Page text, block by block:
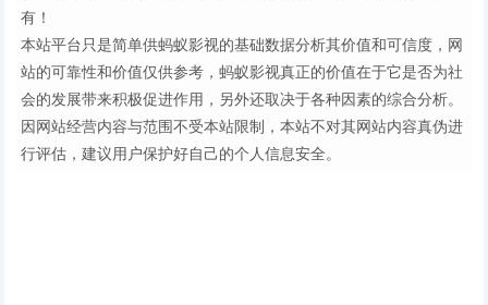
有！
本站平台只是简单供蚂蚁影视的基础数据分析其价值和可信度，网
站的可靠性和价值仅供参考，蚂蚁影视真正的价值在于它是否为社
会的发展带来积极促进作用，另外还取决于各种因素的综合分析。
因网站经营内容与范围不受本站限制，本站不对其网站内容真伪进
行评估，建议用户保护好自己的个人信息安全。